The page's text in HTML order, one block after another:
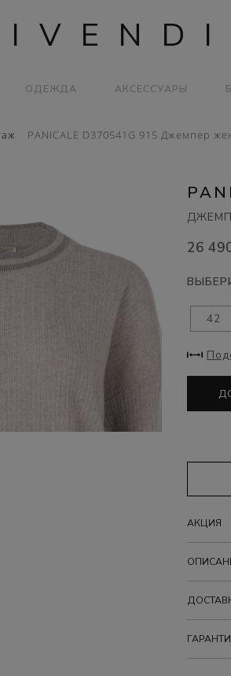
ОДЕЖДА АКСЕССУАРЫ
PANICALE D370541G 915 Джемпер
26
42
АКЦИЯ